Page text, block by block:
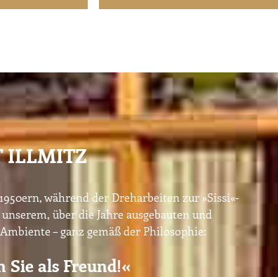
ILLMITZ
während der Dreharbeiten zur »Sissi«-
über die Jahre ausgebauten und
– ganz gemäß der Philosophie:
Sie als Freund!«